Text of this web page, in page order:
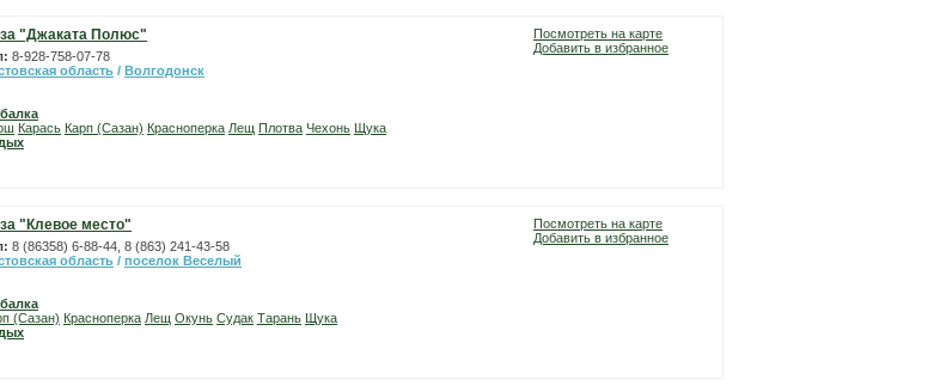
"Джаката Полюс"
8-928-758-07-78
область / Волгодонск
Карась Карп (Сазан) Красноперка Лещ Плотва Чехонь Щука
Посмотреть на карте
Добавить в избранное
"Клевое место"
8 (86358) 6-88-44, 8 (863) 241-43-58
область / поселок Веселый
(Сазан) Красноперка Лещ Окунь Судак Тарань Щука
Посмотреть на карте
Добавить в избранное